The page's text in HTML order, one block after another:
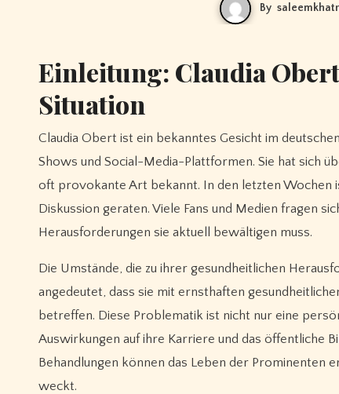
By
Einleitung: Claudia
Situation
Claudia Obert ist ein bekanntes Gesicht im deutschen Fernsehen, insbesondere durch ihre Auftritte in verschiedenen Reality-
Shows und Social-Media-Plattformen. Sie hat sich
oft provokante Art bekannt. In den letzten Wochen
Diskussion geraten. Viele Fans und Medien fragen
Herausforderungen sie aktuell bewältigen muss.
Die Umstände, die zu ihrer gesundheitlichen
angedeutet, dass sie mit ernsthaften
betreffen. Diese Problematik ist nicht nur eine
Auswirkungen auf ihre Karriere und das öffentliche
Behandlungen können das Leben der Prominenten
weckt.